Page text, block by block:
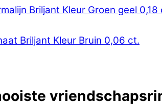
Briljant Kleur Groen geel 0,18
Briljant Kleur Bruin 0,06 ct.